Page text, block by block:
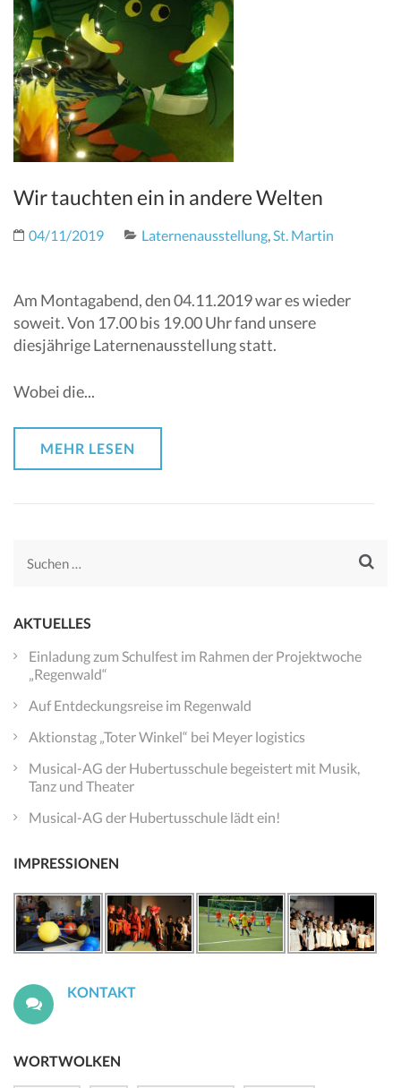
Wir tauchten ein in andere Welten
04/11/2019 Laternenausstellung,St. Martin
Am Montagabend, den 04.11.2019 war es wieder
soweit. Von 17.00 bis 19.00 Uhr fand unsere
diesjährige Laternenausstellung statt.
Wobei die...
MEHR LESEN
Suchen
AKTUELLES
Einladung zum Schulfest im Rahmen der Projektwoche
„Regenwald“
Auf Entdeckungsreise im Regenwald
Aktionstag „Toter Winkel“ bei Meyer logistics
Musical-AG der Hubertusschule begeistert mit Musik,
Tanz und Theater
Musical-AG der Hubertusschule lädt ein!
IMPRESSIONEN
KONTAKT
WORTWOLKEN